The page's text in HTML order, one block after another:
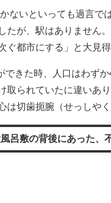
ないといっても過言で
たが、駅はありません
都市にする」と大見得
きた時、人口はわず
取られていたに違いあ
切歯扼腕（せっしや
呂敷の背後にあった、